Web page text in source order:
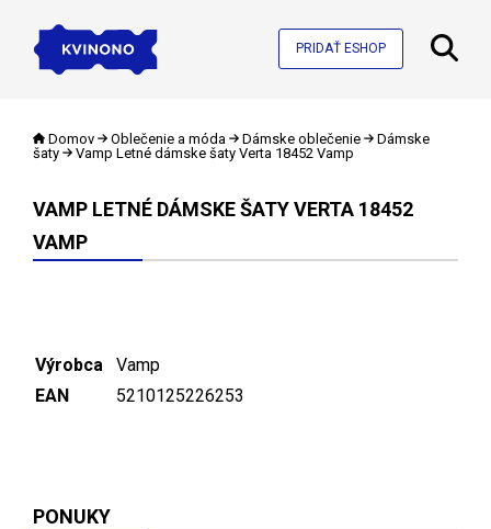
PRIDAŤ ESHOP
Domov Oblečenie a móda Dámske oblečenie
Dámske
šaty
Vamp Letné dámske šaty Verta 18452 Vamp
VAMP LETNÉ DÁMSKE ŠATY VERTA 18452
VAMP
Výrobca
Vamp
EAN
5210125226253
PONUKY